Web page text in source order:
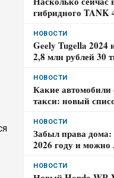
гибридного TANK
окупится в городе
НОВОСТИ
Geely Tugella 2024
2,8 млн рублей 30
года выше?
НОВОСТИ
Какие автомобили
такси: новый
НОВОСТИ
Забыл права
2026 году и можно
НОВОСТИ